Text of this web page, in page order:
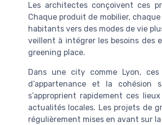
Les architectes conçoivent ces
Chaque produit de mobilier,
habitants vers des modes de vie
veillent à intégrer les besoins des
greening place.
Dans une city comme Lyon,
d’appartenance et la cohésion
s’approprient rapidement ces
actualités locales. Les projets de
régulièrement mises en avant sur